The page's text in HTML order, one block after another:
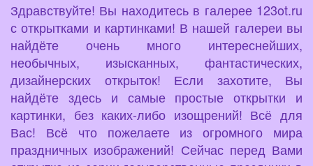
Здравствуйте! Вы находитесь в галерее 123ot.ru
с открытками и картинками! В нашей галереи вы
найдёте очень много интереснейших,
необычных, изысканных, фантастических,
дизайнерских открыток! Если захотите, Вы
найдёте здесь и самые простые открытки и
картинки, без каких-либо изощрений! Всё для
Вас! Всё что пожелаете из огромного мира
праздничных изображений! Сейчас перед Вами